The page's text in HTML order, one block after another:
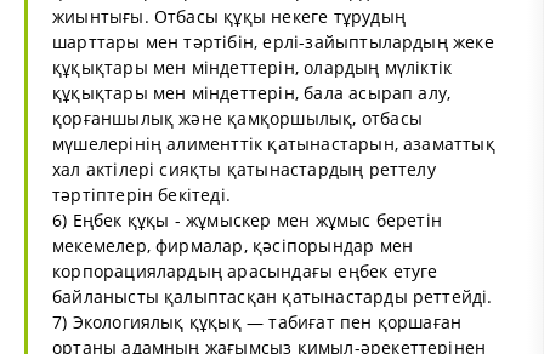
жиынтығы. Отбасы құқы некеге тұрудың
шарттары мен тәртібін, ерлі-зайыптылардың жеке
құқықтары мен міндеттерін, олардың мүліктік
құқықтары мен міндеттерін, бала асырап алу,
қорғаншылық және қамқоршылық, отбасы
мүшелерінің алименттік қатынастарын, азаматтық
хал актілері сияқты қатынастардың реттелу
тәртіптерін бекітеді.
6) Еңбек құқы - жұмыскер мен жұмыс беретін
мекемелер, фирмалар, қәсіпорындар мен
корпорациялардың арасындағы еңбек етуге
байланысты қалыптасқан қатынастарды реттейді.
7) Экологиялық құқық — табиғат пен қоршаған
ортаны адамның жағымсыз қимыл-әрекеттерінен